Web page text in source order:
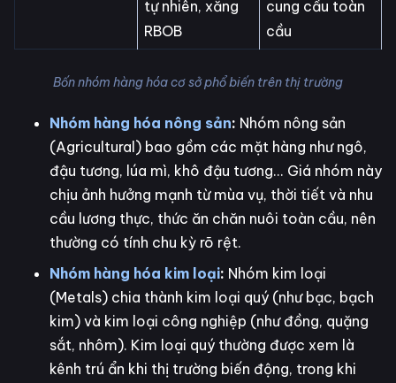
tự nhiên, xăng
RBOB
cung cầu toàn
cầu
Bốn nhóm hàng hóa cơ sở phổ biến trên thị trường
Nhóm hàng hóa nông sản: Nhóm nông sản
(Agricultural) bao gồm các mặt hàng như ngô,
đậu tương, lúa mì, khô đậu tương... Giá nhóm này
chịu ảnh hưởng mạnh từ mùa vụ, thời tiết và nhu
cầu lương thực, thức ăn chăn nuôi toàn cầu, nên
thường có tính chu kỳ rõ rệt.
Nhóm hàng hóa kim loại: Nhóm kim loại
(Metals) chia thành kim loại quý (như bạc, bạch
kim) và kim loại công nghiệp (như đồng, quặng
sắt, nhôm). Kim loại quý thường được xem là
kênh trú ẩn khi thị trường biến động, trong khi